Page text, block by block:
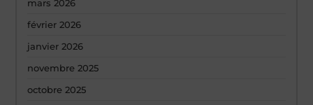
mars 2026
février 2026
janvier 2026
novembre 2025
octobre 2025